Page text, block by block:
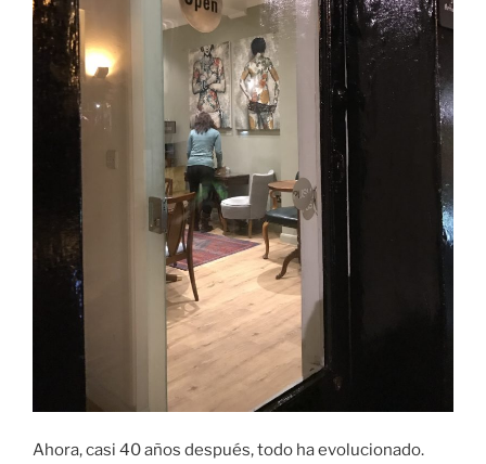
Ahora, casi 40 años después, todo ha evolucionado.